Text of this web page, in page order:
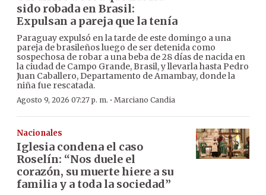
sido robada en Brasil:
Expulsan a pareja que la tenía
Paraguay expulsó en la tarde de este domingo a una
pareja de brasileños luego de ser detenida como
sospechosa de robar a una beba de 28 días de nacida en
la ciudad de Campo Grande, Brasil, y llevarla hasta Pedro
Juan Caballero, Departamento de Amambay, donde la
niña fue rescatada.
Agosto 9, 2026 07:27 p. m. · Marciano Candia
Nacionales
Iglesia condena el caso
Roselín: “Nos duele el
corazón, su muerte hiere a su
familia y a toda la sociedad”